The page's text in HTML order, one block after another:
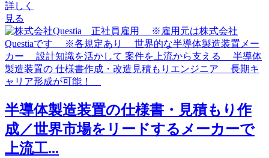
詳しく
見る
半導体製造装置の仕様書・見積もり作
成／世界市場をリードするメーカーで
上流工...